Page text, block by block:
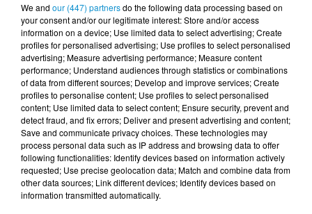
DERNIERS PODCASTS
24 juillet 2026
Les Zinformés - 24/07/26
We and our (447) partnersdo the following data processing based on
your consent and/or our legitimate interest: Store and/or access
information on a device; Use limited data to select advertising; Create
profiles for personalised advertising; Use profiles to select personalised
advertising; Measure advertising performance; Measure content
performance; Understand audiences through statistics or combinations
of data from different sources; Develop and improve services; Create
profiles to personalise content; Use profiles to select personalised
content; Use limited data to select content; Ensure security, prevent and
detect fraud, and fix errors; Deliver and present advertising and content;
Save and communicate privacy choices. These technologies may
process personal data such as IP address and browsing data to offer
following functionalities: Identify devices based on information actively
requested; Use precise geolocation data; Match and combine data from
other data sources; Link different devices; Identify devices based on
information transmitted automatically.